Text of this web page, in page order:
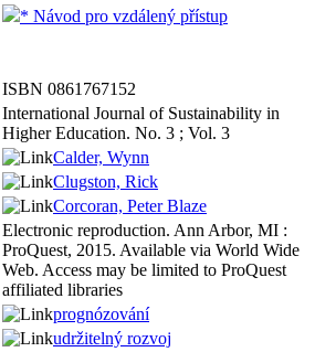
* Návod pro vzdálený přístup
ISBN 0861767152
International Journal of Sustainability in
Higher Education. No. 3 ; Vol. 3
Calder, Wynn
Clugston, Rick
Corcoran, Peter Blaze
Electronic reproduction. Ann Arbor, MI :
ProQuest, 2015. Available via World Wide
Web. Access may be limited to ProQuest
affiliated libraries
prognózování
udržitelný rozvoj